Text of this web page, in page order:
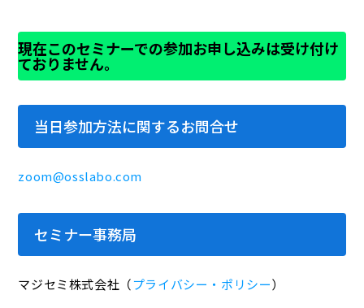
現在このセミナーでの参加お申し込みは受け付け
ておりません。
当日参加方法に関するお問合せ
zoom@osslabo.com
セミナー事務局
マジセミ株式会社（プライバシー・ポリシー）